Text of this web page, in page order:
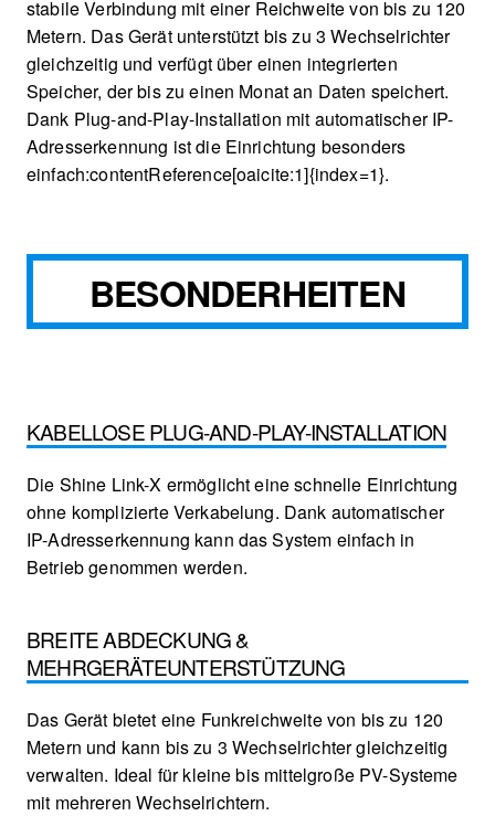
stabile Verbindung mit einer Reichweite von bis zu 120
Metern. Das Gerät unterstützt bis zu 3 Wechselrichter
gleichzeitig und verfügt über einen integrierten
Speicher, der bis zu einen Monat an Daten speichert.
Dank Plug-and-Play-Installation mit automatischer IP-
Adresserkennung ist die Einrichtung besonders
einfach​:contentReference[oaicite:1]{index=1}.
BESONDERHEITEN
KABELLOSE PLUG-AND-PLAY-INSTALLATION
Die Shine Link-X ermöglicht eine schnelle Einrichtung
ohne komplizierte Verkabelung. Dank automatischer
IP-Adresserkennung kann das System einfach in
Betrieb genommen werden.
BREITE ABDECKUNG &
MEHRGERÄTEUNTERSTÜTZUNG
Das Gerät bietet eine Funkreichweite von bis zu 120
Metern und kann bis zu 3 Wechselrichter gleichzeitig
verwalten. Ideal für kleine bis mittelgroße PV-Systeme
mit mehreren Wechselrichtern.